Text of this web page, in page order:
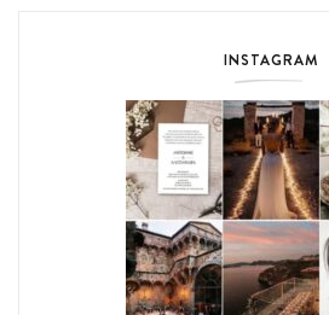
INSTAGRAM